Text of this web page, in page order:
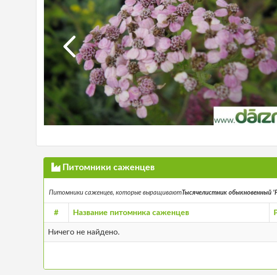
Питомники саженцев
Питомники саженцев, которые выращиваютТысячелистник обыкновенный
# Название питомника саженцев
Ничего не найдено.